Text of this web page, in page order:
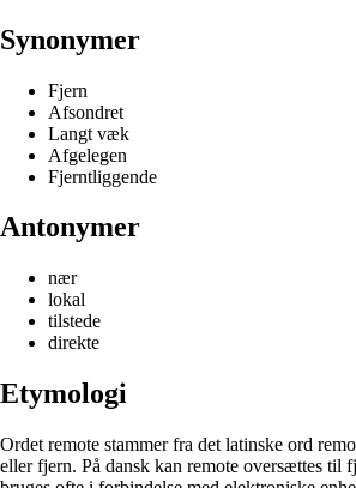
Synonymer
Fjern
Afsondret
Langt væk
Afgelegen
Fjerntliggende
Antonymer
nær
lokal
tilstede
direkte
Etymologi
Ordet remote stammer fra det latinske ord
eller fjern. På dansk kan remote oversættes til